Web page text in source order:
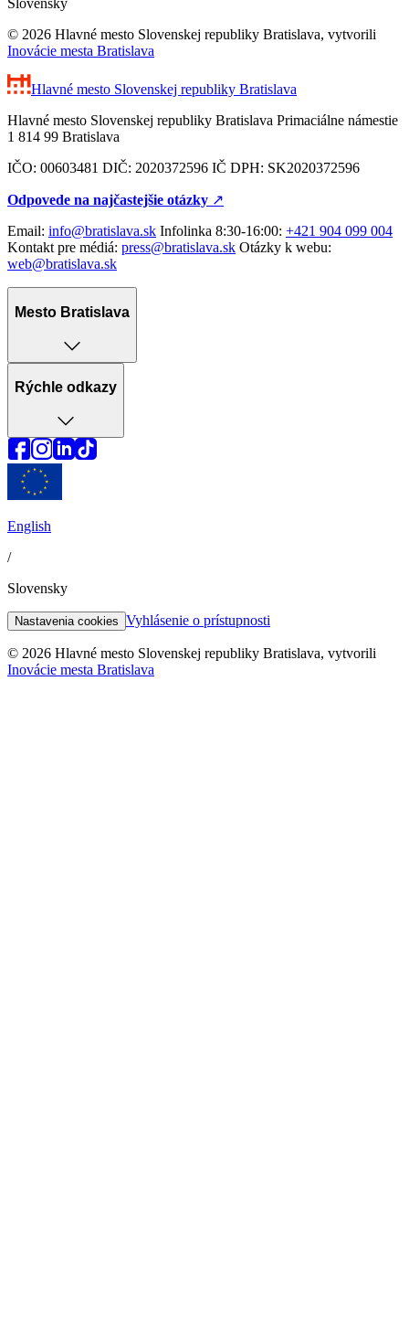
Slovensky
© 2026 Hlavné mesto Slovenskej republiky Bratislava, vytvorili
Inovácie mesta Bratislava
Hlavné mesto Slovenskej republiky Bratislava
Hlavné mesto Slovenskej republiky Bratislava Primaciálne námestie
1 814 99 Bratislava
IČO: 00603481 DIČ: 2020372596 IČ DPH: SK2020372596
Odpovede na najčastejšie otázky ↗︎
Email: info@bratislava.sk Infolinka 8:30-16:00: +421 904 099 004
Kontakt pre médiá: press@bratislava.sk Otázky k webu:
web@bratislava.sk
Mesto Bratislava
Rýchle odkazy
English
/
Slovensky
Nastavenia cookies Vyhlásenie o prístupnosti
© 2026 Hlavné mesto Slovenskej republiky Bratislava, vytvorili
Inovácie mesta Bratislava